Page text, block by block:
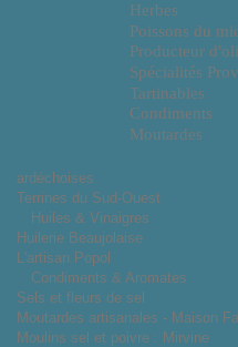
Herbes
Poissons du
Producteur
Spécialités
Tartinables
Condiments
Moutardes
ardéchoises
Terrines du Sud-Ouest
Huiles & Vinaigres
Huilerie Beaujolaise
L'artisan Popol
Condiments & Aromates
Sels et fleurs de sel
Moutardes artisanales - Maison
Moulins sel et poivre : Mirvine